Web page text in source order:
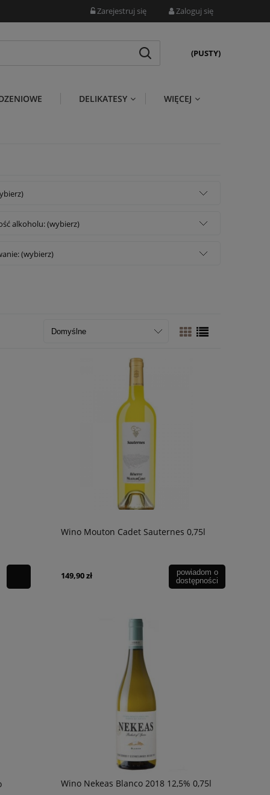
Zarejestruj się Zaloguj się
(PUSTY)
DELIKATESY WIĘCEJ
alkoholu: (wybierz)
(wybierz)
Wino Mouton Cadet Sauternes 0,75l
149,90 zł
powiadom o
dostępności
Wino Nekeas Blanco 2018 12,5% 0,75l